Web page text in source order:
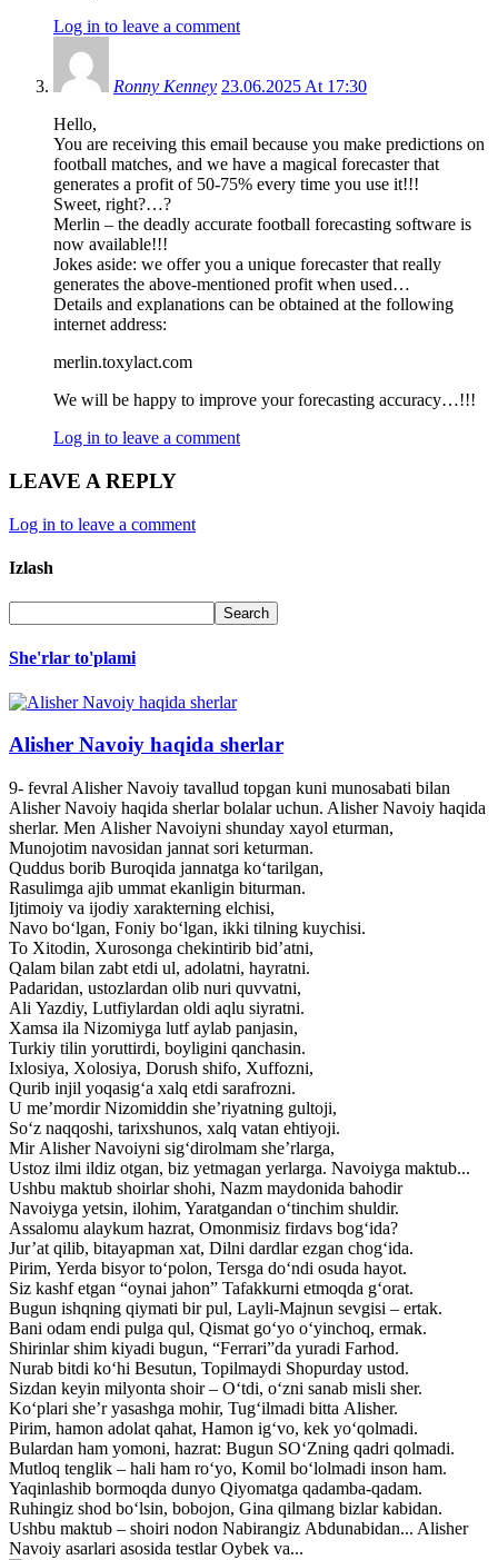
Log in to leave a comment
Ronny Kenney 23.06.2025 At 17:30
Hello,
You are receiving this email because you make predictions on
football matches, and we have a magical forecaster that
generates a profit of 50-75% every time you use it!!!
Sweet, right?…?
Merlin – the deadly accurate football forecasting software is
now available!!!
Jokes aside: we offer you a unique forecaster that really
generates the above-mentioned profit when used…
Details and explanations can be obtained at the following
internet address:
merlin.toxylact.com
We will be happy to improve your forecasting accuracy…!!!
Log in to leave a comment
LEAVE A REPLY
Log in to leave a comment
Izlash
She'rlar to'plami
Alisher Navoiy haqida sherlar
9- fevral Alisher Navoiy tavallud topgan kuni munosabati bilan
Alisher Navoiy haqida sherlar bolalar uchun. Alisher Navoiy haqida
sherlar. Men Alisher Navoiyni shunday xayol eturman,
Munojotim navosidan jannat sori keturman.
Quddus borib Buroqida jannatga ko‘tarilgan,
Rasulimga ajib ummat ekanligin biturman.
Ijtimoiy va ijodiy xarakterning elchisi,
Navo bo‘lgan, Foniy bo‘lgan, ikki tilning kuychisi.
To Xitodin, Xurosonga chekintirib bid’atni,
Qalam bilan zabt etdi ul, adolatni, hayratni.
Padaridan, ustozlardan olib nuri quvvatni,
Ali Yazdiy, Lutfiylardan oldi aqlu siyratni.
Xamsa ila Nizomiyga lutf aylab panjasin,
Turkiy tilin yoruttirdi, boyligini qanchasin.
Ixlosiya, Xolosiya, Dorush shifo, Xuffozni,
Qurib injil yoqasig‘a xalq etdi sarafrozni.
U me’mordir Nizomiddin she’riyatning gultoji,
So‘z naqqoshi, tarixshunos, xalq vatan ehtiyoji.
Mir Alisher Navoiyni sig‘dirolmam she’rlarga,
Ustoz ilmi ildiz otgan, biz yetmagan yerlarga. Navoiyga maktub...
Ushbu maktub shoirlar shohi, Nazm maydonida bahodir
Navoiyga yetsin, ilohim, Yaratgandan o‘tinchim shuldir.
Assalomu alaykum hazrat, Omonmisiz firdavs bog‘ida?
Jur’at qilib, bitayapman xat, Dilni dardlar ezgan chog‘ida.
Pirim, Yerda bisyor to‘polon, Tersga do‘ndi osuda hayot.
Siz kashf etgan “oynai jahon” Tafakkurni etmoqda g‘orat.
Bugun ishqning qiymati bir pul, Layli-Majnun sevgisi – ertak.
Bani odam endi pulga qul, Qismat go‘yo o‘yinchoq, ermak.
Shirinlar shim kiyadi bugun, “Ferrari”da yuradi Farhod.
Nurab bitdi ko‘hi Besutun, Topilmaydi Shopurday ustod.
Sizdan keyin milyonta shoir – O‘tdi, o‘zni sanab misli sher.
Ko‘plari she’r yasashga mohir, Tug‘ilmadi bitta Alisher.
Pirim, hamon adolat qahat, Hamon ig‘vo, kek yo‘qolmadi.
Bulardan ham yomoni, hazrat: Bugun SO‘Zning qadri qolmadi.
Mutloq tenglik – hali ham ro‘yo, Komil bo‘lolmadi inson ham.
Yaqinlashib bormoqda dunyo Qiyomatga qadamba-qadam.
Ruhingiz shod bo‘lsin, bobojon, Gina qilmang bizlar kabidan.
Ushbu maktub – shoiri nodon Nabirangiz Abdunabidan... Alisher
Navoiy asarlari asosida testlar Oybek va...